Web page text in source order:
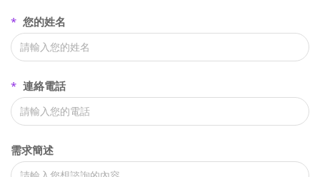
* 您的姓名
* 連絡電話
需求簡述